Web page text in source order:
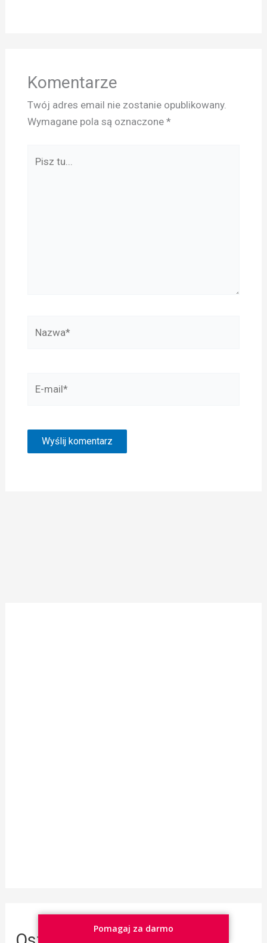
Komentarze
Twój adres email nie zostanie opublikowany.
Wymagane pola są oznaczone *
Pomagaj za darmo